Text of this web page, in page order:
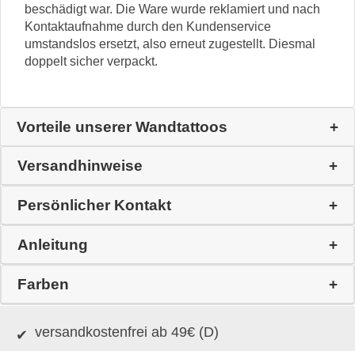
beschädigt war. Die Ware wurde reklamiert und nach
Kontaktaufnahme durch den Kundenservice
umstandslos ersetzt, also erneut zugestellt. Diesmal
doppelt sicher verpackt.
Vorteile unserer Wandtattoos
Versandhinweise
Persönlicher Kontakt
Anleitung
Farben
versandkostenfrei ab 49€ (D)